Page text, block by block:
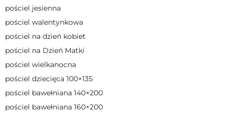
polecamypościel Wieloryby
pościel Koty. Mamy też wiele jednokolorowych
modeli z serii Basic
Pościel toidealny pomysł na prezent
komplet pakujemy w kolorową bibułę i eleganckie,
ekologiczne pudełko z naszym logo. Dzięki temu
pościel jest gotowa do podarowania bliskiej osobie.
Ucieszy jakoprezent ślubny, prezent na urodziny
pościel jesienna
pościel walentynkowa
pościel na dzień kobiet
pościel na Dzień Matki
pościel wielkanocna
pościel dziecięca 100×135
pościel bawełniana 140×200
pościel bawełniana 160×200